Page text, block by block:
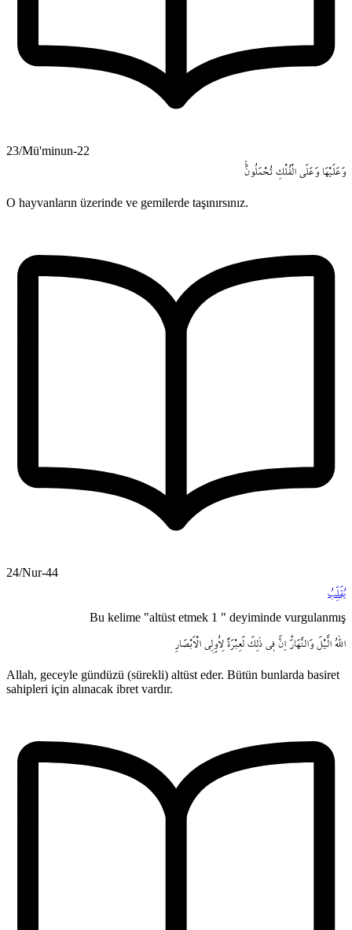
23/Mü'minun-22
وَعَلَيْهَا وَعَلَى الْفُلْكِ تُحْمَلُونَ۟
O hayvanların üzerinde ve gemilerde taşınırsınız.
24/Nur-44
يُقَلِّبُ
Bu kelime "altüst etmek 1 " deyiminde vurgulanmış
اللّٰهُ الَّيْلَ وَالنَّهَارَۜ اِنَّ ف۪ي ذٰلِكَ لَعِبْرَةً لِاُو۬لِي الْاَبْصَارِ
Allah, geceyle gündüzü (sürekli) altüst eder. Bütün bunlarda basiret
sahipleri için alınacak ibret vardır.